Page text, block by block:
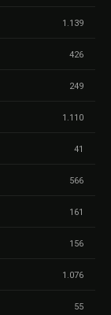
1.139
426
249
1.110
41
566
161
156
1.076
55